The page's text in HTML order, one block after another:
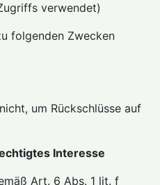
verwendet)
folgenden Zwecken
um Rückschlüsse auf
Interesse
Art. 6 Abs. 1 lit. f